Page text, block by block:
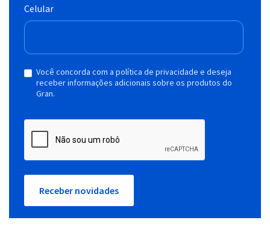
Celular
Você concorda com a política de privacidade e deseja
receber informações adicionais sobre os produtos do
Gran.
Receber novidades